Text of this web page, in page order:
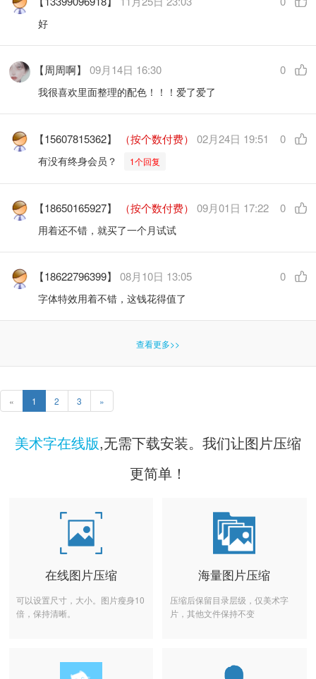
好
【周周啊】09月14日 16:30 0
我很喜欢里面整理的配色！！！爱了爱了
【15607815362】 （按个数付费） 02月24日 19:51 0
有没有终身会员？ 1个回复
【18650165927】 （按个数付费） 09月01日 17:22 0
用着还不错，就买了一个月试试
【18622796399】08月10日 13:05 0
字体特效用着不错，这钱花得值了
查看更多>>
« 1 2 3 »
美术字在线版,无需下载安装。我们让图片压缩
更简单！
在线图片压缩
可以设置尺寸，大小。图片瘦身10
倍，保持清晰。
海量图片压缩
压缩后保留目录层级，仅美术字
片，其他文件保持不变